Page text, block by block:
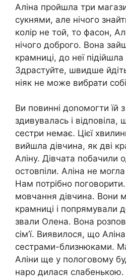
Аліна пройшла три
сукнями, але нічого
колір не той, то фасон,
нічого доброго. Вона
крамниці, до неї
Здрастуйте, швидше
ніяк не може вибрати
Ви повинні доnомогти їй
здивувалась і відповіла,
сестри немає. Цієї
вийшла дівчина, як дві
Аліну. Дівчата побачили
остовпіли. Аліна не
Нам потрібно
мовчання дівчина. Вони
крамниці і попрямували
звали Олена. Вона
сім’ї. Виявилося, що
сестрами-близнюками.
Аліни ще у пологовому
наро дилася слабенькою.